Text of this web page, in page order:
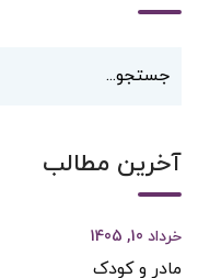
آخرین مطالب
خرداد 10, 1405
مادر و کودک